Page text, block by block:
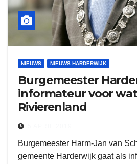
NIEUWS NIEUWS HARDERWIJK
Burgemeester
informateur voor
Rivierenland
Burgemeester Harm-Jan van
gemeente Harderwijk gaat als